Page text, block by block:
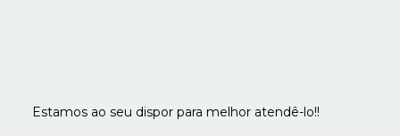
Estamos ao seu dispor para melhor atendê-lo!!